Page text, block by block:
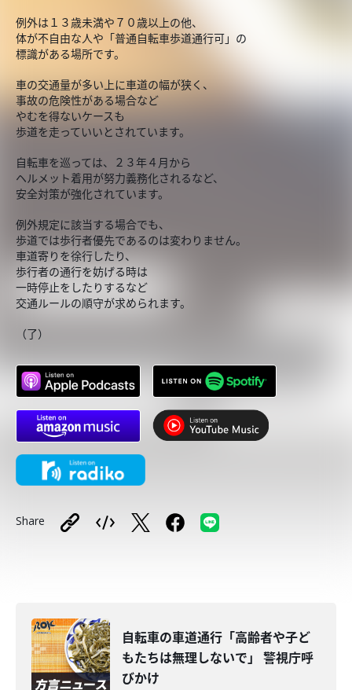
例外は１３歳未満や７０歳以上の他、
体が不自由な人や「普通自転車歩道通行可」の
標識がある場所です。
車の交通量が多い上に車道の幅が狭く、
事故の危険性がある場合など
やむを得ないケースも
歩道を走っていいとされています。
自転車を巡っては、２３年４月から
ヘルメット着用が努力義務化されるなど、
安全対策が強化されています。
例外規定に該当する場合でも、
歩道では歩行者優先であるのは変わりません。
車道寄りを徐行したり、
歩行者の通行を妨げる時は
一時停止をしたりするなど
交通ルールの順守が求められます。
（了）
Share
自転車の車道通行「高齢者や子ど
もたちは無理しないで」 警視庁呼
びかけ